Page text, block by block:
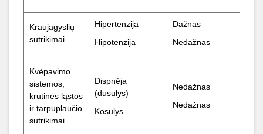
Kraujagyslių
sutrikimai
Hipertenzija
Hipotenzija
Dažnas
Nedažnas
Kvėpavimo
sistemos,
krūtinės ląstos
ir tarpuplaučio
sutrikimai
Dispnėja
(dusulys)
Kosulys
Nedažnas
Nedažnas